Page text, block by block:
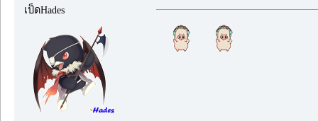
เป็ดHades